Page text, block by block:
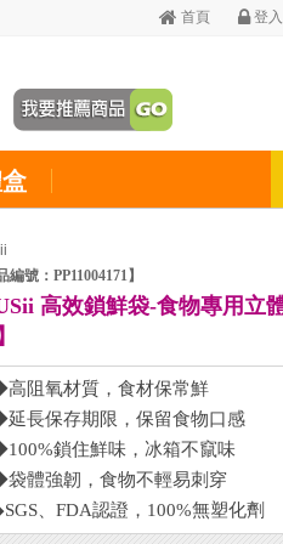
首頁 登入
編號：PP11004171】
USii 高效鎖鮮袋-食物專用立
阻氧材質，食材保常鮮
長保存期限，保留食物口感
鎖住鮮味，冰箱不竄味
體強韌，食物不輕易刺穿
、FDA認證，100%無塑化劑